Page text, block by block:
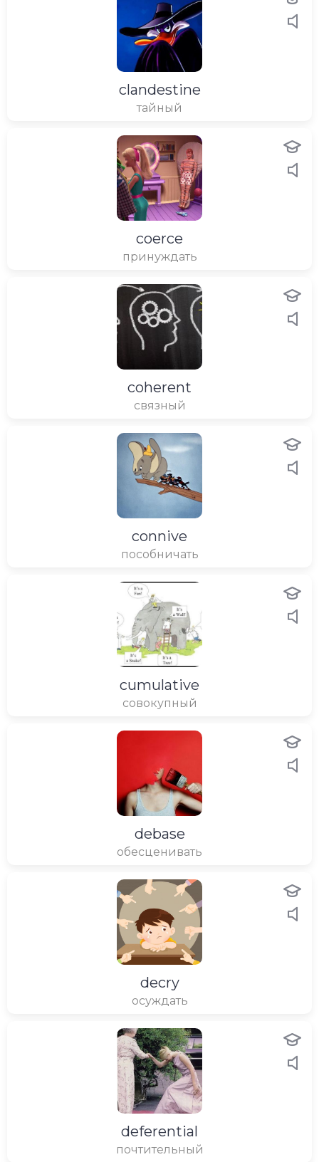
clandestine
тайный
coerce
принуждать
coherent
связный
connive
пособничать
cumulative
совокупный
debase
обесценивать
decry
осуждать
deferential
почтительный